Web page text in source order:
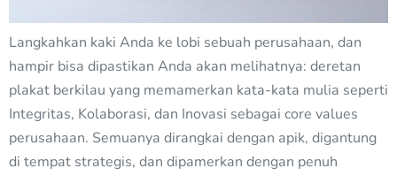
Langkahkan kaki Anda ke lobi sebuah perusahaan, dan
hampir bisa dipastikan Anda akan melihatnya: deretan
plakat berkilau yang memamerkan kata-kata mulia seperti
Integritas, Kolaborasi, dan Inovasi sebagai core values
perusahaan. Semuanya dirangkai dengan apik, digantung
di tempat strategis, dan dipamerkan dengan penuh